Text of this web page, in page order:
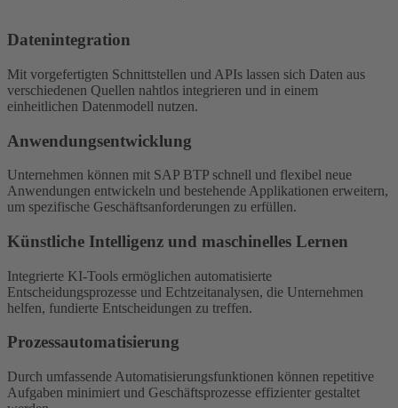
Datenintegration
Mit vorgefertigten Schnittstellen und APIs lassen sich Daten aus
verschiedenen Quellen nahtlos integrieren und in einem
einheitlichen Datenmodell nutzen.
Anwendungsentwicklung
Unternehmen können mit SAP BTP schnell und flexibel neue
Anwendungen entwickeln und bestehende Applikationen erweitern,
um spezifische Geschäftsanforderungen zu erfüllen.
Künstliche Intelligenz und maschinelles Lernen
Integrierte KI-Tools ermöglichen automatisierte
Entscheidungsprozesse und Echtzeitanalysen, die Unternehmen
helfen, fundierte Entscheidungen zu treffen.
Prozessautomatisierung
Durch umfassende Automatisierungsfunktionen können repetitive
Aufgaben minimiert und Geschäftsprozesse effizienter gestaltet